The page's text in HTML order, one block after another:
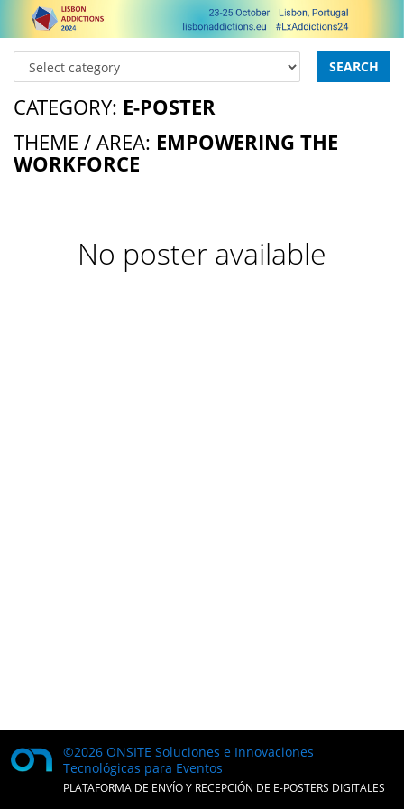
SEARCH
CATEGORY: E-POSTER
THEME / AREA: EMPOWERING THE
WORKFORCE
No poster available
©2026 ONSITE Soluciones e Innovaciones
Tecnológicas para Eventos
PLATAFORMA DE ENVÍO Y RECEPCIÓN DE E-POSTERS DIGITALES